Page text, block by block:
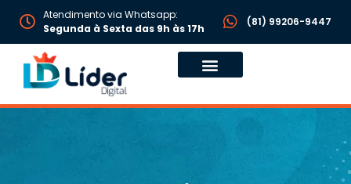
Atendimento via Whatsapp:
Segunda à Sexta das 9h às 17h
(81) 99206-9447